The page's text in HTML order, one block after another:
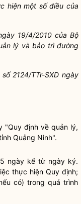
hiện một số điều của
19/4/2010 của Bộ
lý và bảo trì đường
2124/TTr-SXD ngày
"Quy định về quản lý,
Quảng Ninh".
ngày kể từ ngày ký.
thực hiện Quy định;
có) trong quá trình